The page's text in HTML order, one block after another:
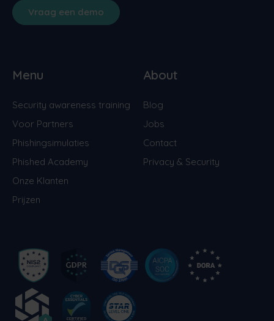
Vraag een demo
Menu
Security awareness training
Voor Partners
Phishingsimulaties
Phished Academy
Onze Klanten
Prijzen
About
Blog
Jobs
Contact
Privacy & Security